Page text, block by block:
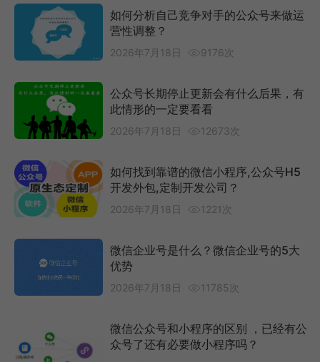
如何分析自己竞争对手的公众号来做运
营性调整？
2026年7月18日 9176次
公众号长期停止更新会有什么后果，有
此情形的一定要看看
2026年7月18日 12673次
如何找到靠谱的微信小程序,公众号H5
开发外包,定制开发公司？
2026年7月18日 1221次
微信企业号是什么？微信企业号的5大
优势
2026年7月18日 11785次
微信公众号和小程序的区别 ，已经有公
众号了还有必要做小程序吗？